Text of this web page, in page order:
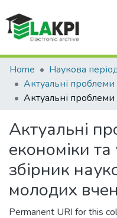
Communities & Collections
All of DSpace
Home
Наукова
Актуальні
економіки
збірник
молодих
Permanent URI for this